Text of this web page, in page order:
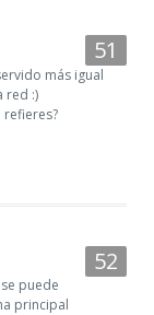
más igual
red :)
refieres?
puede
principal